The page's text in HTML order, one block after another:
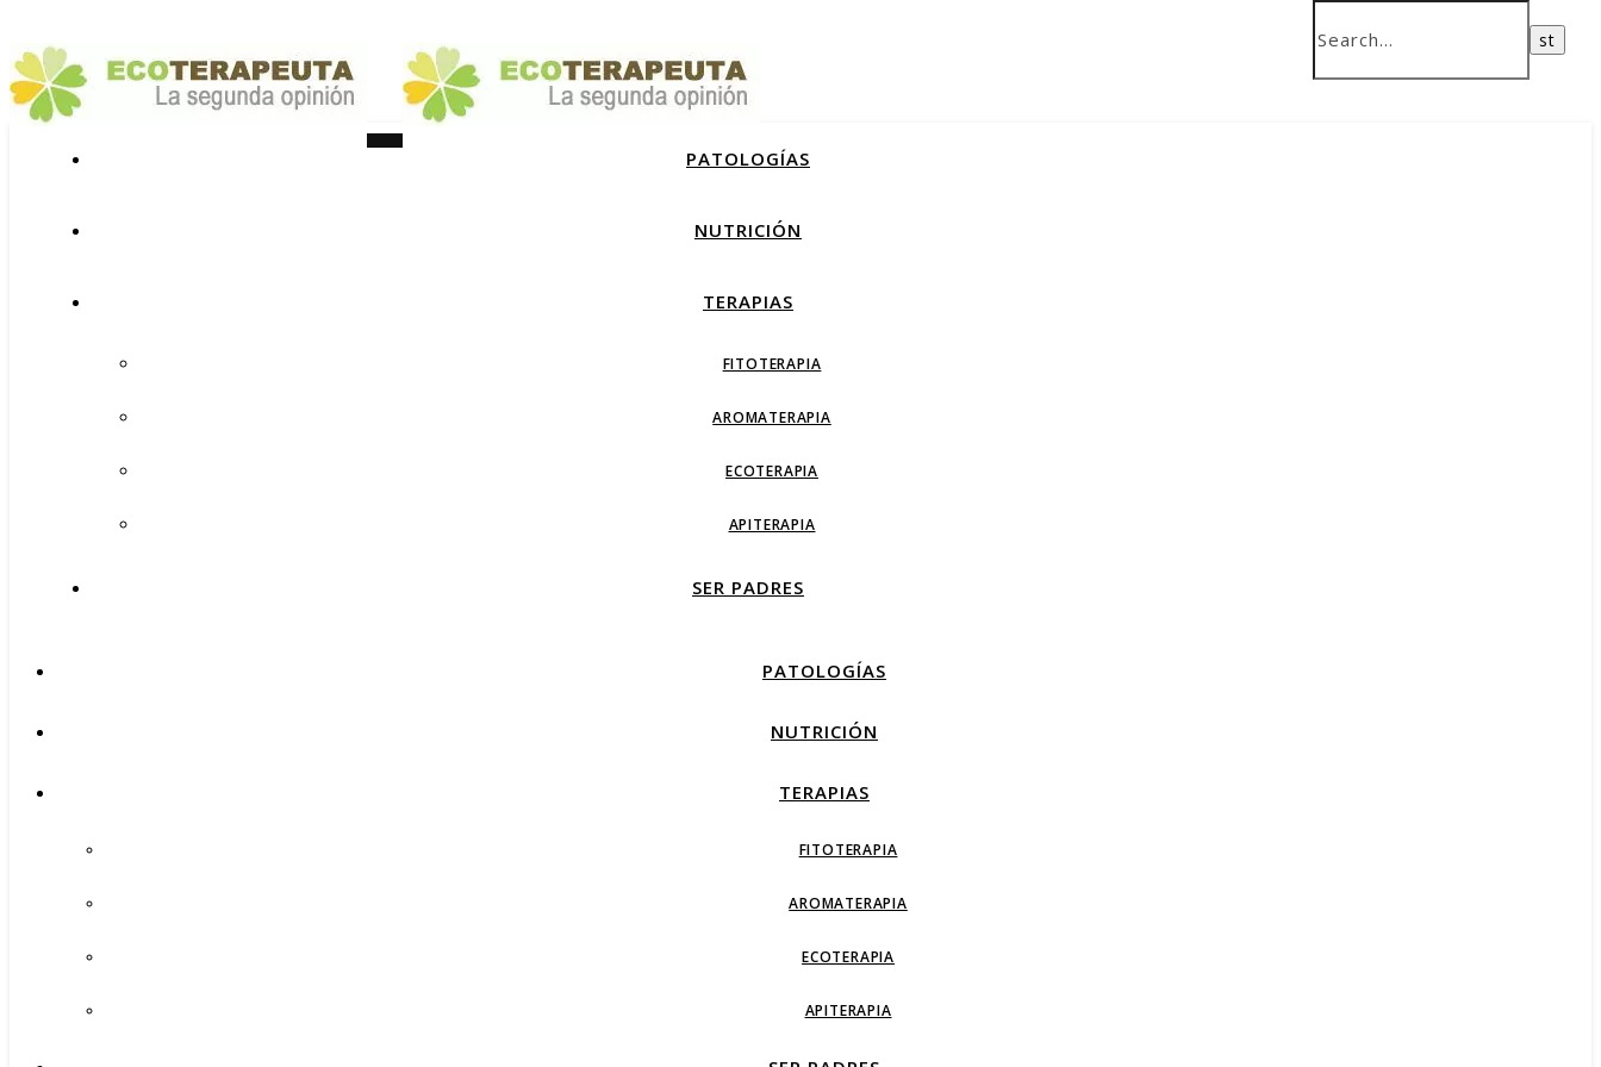
PATOLOGÍAS
NUTRICIÓN
TERAPIAS
FITOTERAPIA
AROMATERAPIA
ECOTERAPIA
APITERAPIA
SER PADRES
PATOLOGÍAS
NUTRICIÓN
TERAPIAS
FITOTERAPIA
AROMATERAPIA
ECOTERAPIA
APITERAPIA